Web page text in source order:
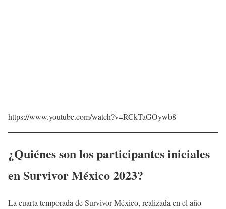
https://www.youtube.com/watch?v=RCkTaGOywb8
¿Quiénes son los participantes iniciales
en Survivor México 2023?
La cuarta temporada de Survivor México, realizada en el año